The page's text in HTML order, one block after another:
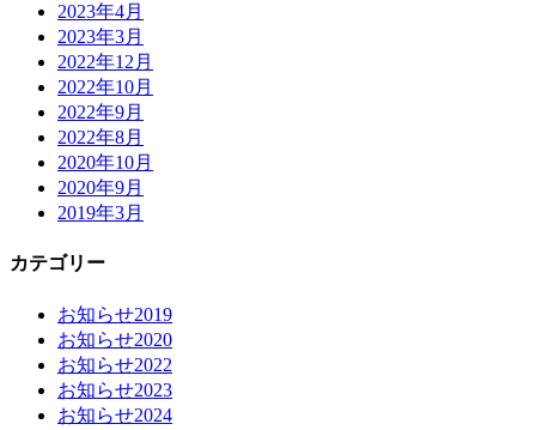
2023年4月
2023年3月
2022年12月
2022年10月
2022年9月
2022年8月
2020年10月
2020年9月
2019年3月
カテゴリー
お知らせ2019
お知らせ2020
お知らせ2022
お知らせ2023
お知らせ2024